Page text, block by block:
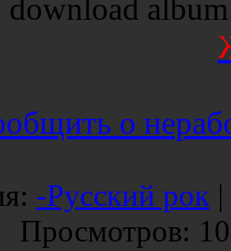
о
: -Русский рок |
Просмотров: